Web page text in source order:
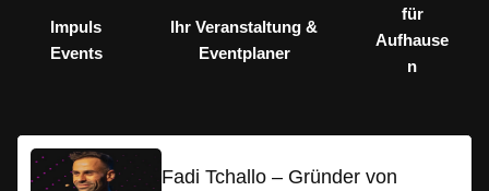
Impuls
Events
Ihr Veranstaltung &
Eventplaner
für
Aufhause
n
Fadi Tchallo – Gründer von